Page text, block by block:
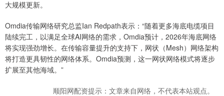
大规模更新。
Omdia传输网络研究总监Ian Redpath表示：“随着更多海底电缆项目
陆续完工，以满足全球AI网络的需求，Omdia预计，2026年海底网络
将实现强劲增长。在传输容量提升的支持下，网状（Mesh）网络架构
将打造更具韧性的网络体系。Omdia预测，这一网状网络模式将逐步
扩展至其他海域。”
顺阳网配资提示：文章来自网络，不代表本站观点。